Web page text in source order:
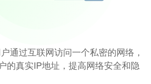
通过互联网访问一个私密的网络，
的真实IP地址，提高网络安全和隐